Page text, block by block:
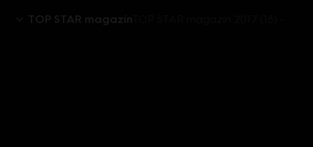
TOP STAR magazín